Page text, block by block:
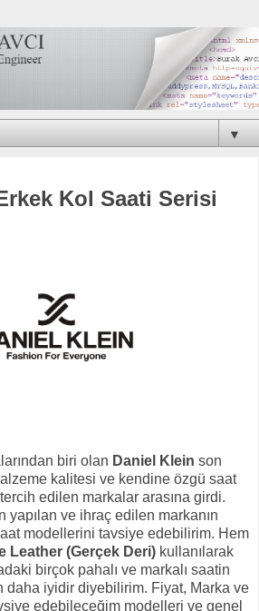
▼
Kol Saati Serisi
biri olan Daniel Klein son
kalitesi ve kendine özgü saat
edilen markalar arasına girdi.
yapılan ve ihraç edilen markanın
modellerini tavsiye edebilirim. Hem
Leather (Gerçek Deri) kullanılarak
birçok pahalı ve markalı saatin
daha iyidir diyebilirim. Fiyat, Marka ve
edebileceğim modelleri ve genel